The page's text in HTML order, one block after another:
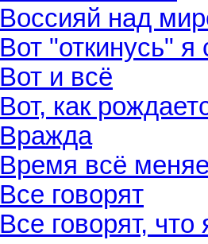
Воссияй над
Вот "откинусь" я
Вот и всё
Вот, как
Вражда
Время всё
Все говорят
Все говорят, что